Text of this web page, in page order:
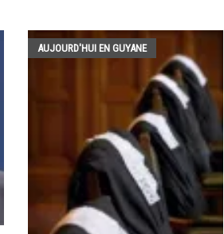
AUJOURD'HUI EN GUYANE